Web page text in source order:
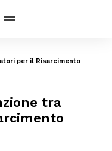
per il Risarcimento
tra